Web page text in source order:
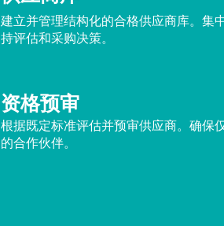
建立并管理结构化的合格供应商库。集
持评估和采购决策。
资格预审
根据既定标准评估并预审供应商。确保
的合作伙伴。